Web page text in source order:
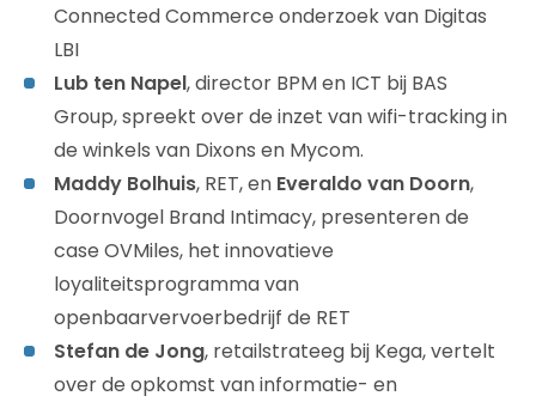
Connected Commerce onderzoek van Digitas
LBI
Lub ten Napel, director BPM en ICT bij BAS
Group, spreekt over de inzet van wifi-tracking in
de winkels van Dixons en Mycom.
Maddy Bolhuis, RET, en Everaldo van Doorn,
Doornvogel Brand Intimacy, presenteren de
case OVMiles, het innovatieve
loyaliteitsprogramma van
openbaarvervoerbedrijf de RET
Stefan de Jong, retailstrateeg bij Kega, vertelt
over de opkomst van informatie- en